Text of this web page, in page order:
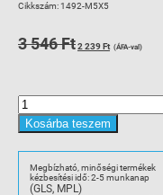
Cikkszám:1492-M5X5
3 546FtOriginal
3
546 Ft.
2 239FtCurrent
2
239 Ft.
(ÁFA-val)
1492-
M5X5
sorkapocs
J3-
üres
1201
mennyiség
Kosárba teszem
Megbízható, minőségi termékek
kézbesítési idő: 2-5 munkanap
(GLS, MPL)